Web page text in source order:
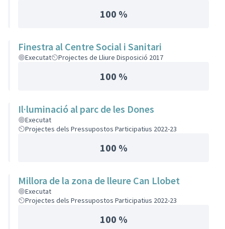
100 %
Finestra al Centre Social i Sanitari
Executat Projectes de Lliure Disposició 2017
100 %
Il·luminació al parc de les Dones
Executat
Projectes dels Pressupostos Participatius 2022-23
100 %
Millora de la zona de lleure Can Llobet
Executat
Projectes dels Pressupostos Participatius 2022-23
100 %